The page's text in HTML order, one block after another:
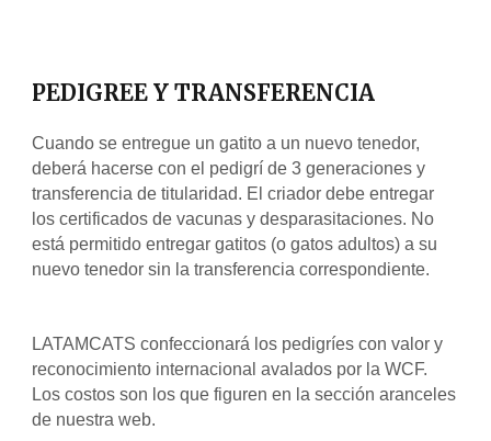
PEDIGREE Y TRANSFERENCIA
Cuando se entregue un gatito a un nuevo tenedor,
deberá hacerse con el pedigrí de 3 generaciones y
transferencia de titularidad. El criador debe entregar
los certificados de vacunas y desparasitaciones. No
está permitido entregar gatitos (o gatos adultos) a su
nuevo tenedor sin la transferencia correspondiente.
LATAMCATS confeccionará los pedigríes con valor y
reconocimiento internacional avalados por la WCF.
Los costos son los que figuren en la sección aranceles
de nuestra web.